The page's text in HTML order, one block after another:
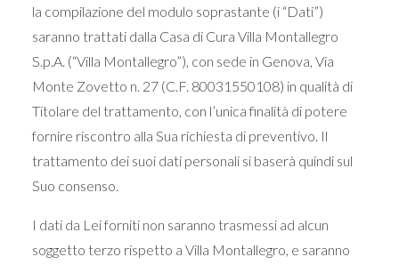
la compilazione del modulo soprastante (i “Dati”)
saranno trattati dalla Casa di Cura Villa Montallegro
S.p.A. (“Villa Montallegro”), con sede in Genova, Via
Monte Zovetto n. 27 (C.F. 80031550108) in qualità di
Titolare del trattamento, con l’unica finalità di potere
fornire riscontro alla Sua richiesta di preventivo. Il
trattamento dei suoi dati personali si baserà quindi sul
Suo consenso.
I dati da Lei forniti non saranno trasmessi ad alcun
soggetto terzo rispetto a Villa Montallegro, e saranno